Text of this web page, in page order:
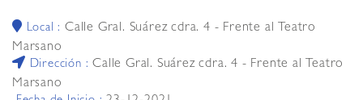
Local :Calle Gral. Suárez cdra. 4 - Frente al Teatro
Marsano
Dirección :Calle Gral. Suárez cdra. 4 - Frente al Teatro
Marsano